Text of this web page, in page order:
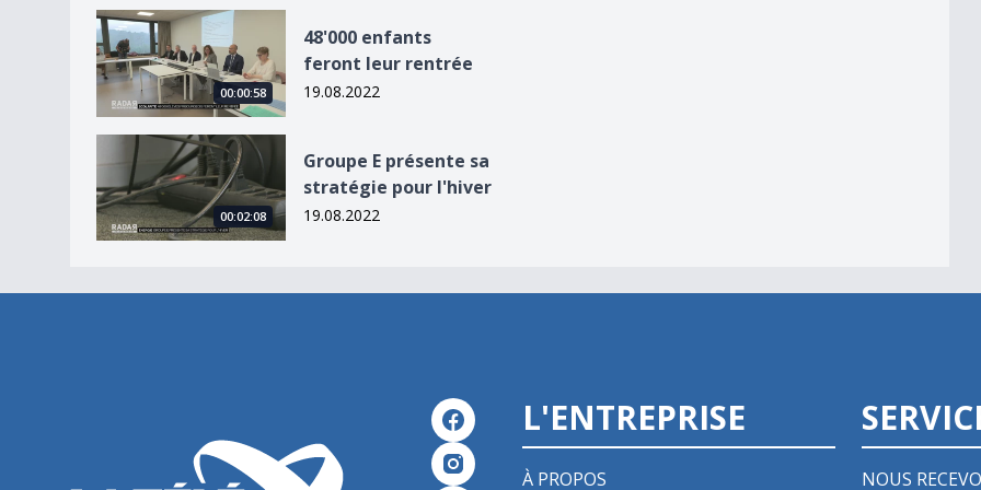
48&#039;000 enfants feront leur rentrée
00:00:58
48'000 enfants
feront leur rentrée
19.08.2022
Groupe E présente sa stratégie pour l&#039;hiver
00:02:08
Groupe E présente sa
stratégie pour l'hiver
19.08.2022
L'ENTREPRISE
À PROPOS NOUS